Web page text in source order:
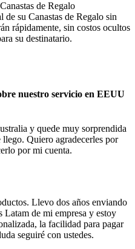
de Regalo
su Canastas de Regalo sin
rápidamente, sin costos ocultos
su destinatario.
nuestro servicio en EEUU
y quede muy sorprendida
Quiero agradecerles por
por mi cuenta.
Llevo dos años enviando
Latam de mi empresa y estoy
la facilidad para pagar
seguiré con ustedes.